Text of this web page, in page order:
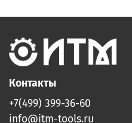
Контакты
+7(499) 399-36-60
info@itm-tools.ru